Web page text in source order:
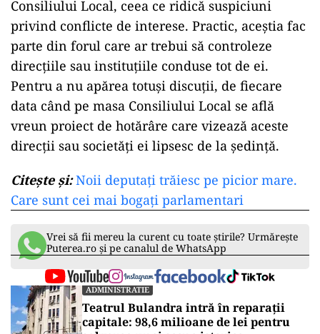
Consiliului Local, ceea ce ridică suspiciuni
privind conflicte de interese. Practic, aceştia fac
parte din forul care ar trebui să controleze
direcțiile sau instituțiile conduse tot de ei.
Pentru a nu apărea totuși discuții, de fiecare
data când pe masa Consiliului Local se află
vreun proiect de hotărâre care vizează aceste
direcții sau societăți ei lipsesc de la ședință.
Citește și:Noii deputați trăiesc pe picior mare.
Care sunt cei mai bogați parlamentari
Vrei să fii mereu la curent cu toate știrile? Urmărește
Puterea.ro și pe canalul de WhatsApp
ADMINISTRATIE
Teatrul Bulandra intră în reparații
capitale: 98,6 milioane de lei pentru